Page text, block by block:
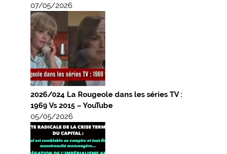
07/05/2026
2026/024 La Rougeole dans les séries TV :
1969 Vs 2015 – YouTube
05/05/2026